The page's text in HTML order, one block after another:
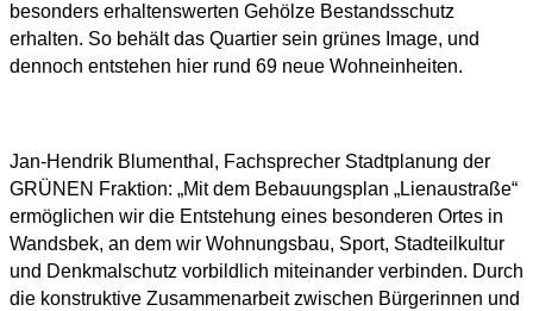
besonders erhaltenswerten Gehölze Bestandsschutz
erhalten. So behält das Quartier sein grünes Image, und
dennoch entstehen hier rund 69 neue Wohneinheiten.
Jan-Hendrik Blumenthal, Fachsprecher Stadtplanung der
GRÜNEN Fraktion: „Mit dem Bebauungsplan „Lienaustraße“
ermöglichen wir die Entstehung eines besonderen Ortes in
Wandsbek, an dem wir Wohnungsbau, Sport, Stadteilkultur
und Denkmalschutz vorbildlich miteinander verbinden. Durch
die konstruktive Zusammenarbeit zwischen Bürgerinnen und